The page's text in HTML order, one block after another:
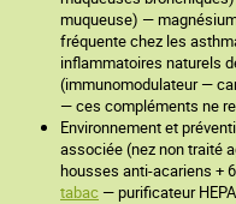
muqueuse) —
fréquente chez les
inflammatoires naturels
(immunomodulateur —
— ces compléments ne
Environnement et
associée (nez non traité
housses anti-acariens +
tabac — purificateur